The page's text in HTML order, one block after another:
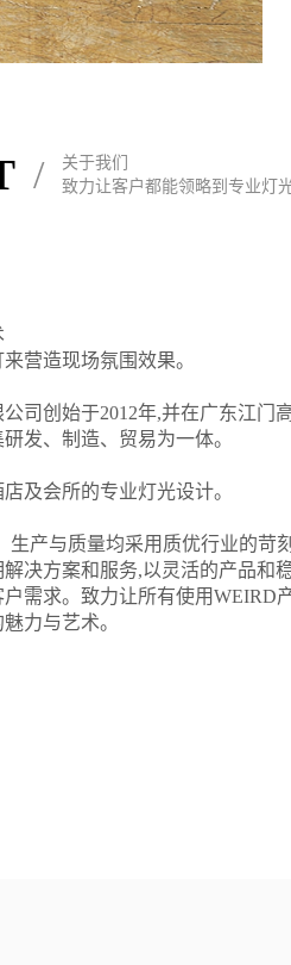
花灯灯具
/
关于我们
致力让客户都能领略到专业灯
营造现场氛围效果。
司创始于2012年,并在广东江门
发、制造、贸易为一体。
及会所的专业灯光设计。
生产与质量均采用质优行业的苛
决方案和服务,以灵活的产品和
需求。致力让所有使用WEIRD
力与艺术。